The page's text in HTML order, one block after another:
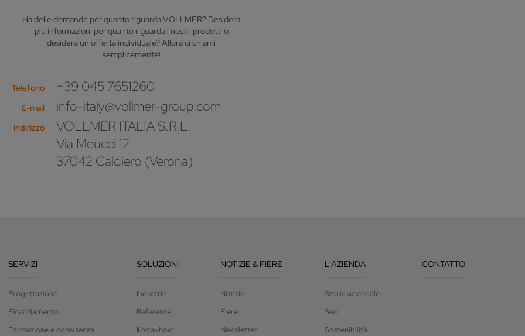
Ha delle domande per quanto riguarda VOLLMER? Desidera
più informazioni per quanto riguarda i nostri prodotti o
desidera un offerta individuale? Allora ci chiami
semplicemente!
Telefono +39 045 7651260
E-mail info-italy@vollmer-group.com
Indirizzo
VOLLMER ITALIA S.R.L.
Via Meucci 12
37042 Caldiero (Verona)
SERVIZI
Progettazione
Finanziamento
Formazione e consulenza
SOLUZIONI
Industrie
Referenze
Know-how
NOTIZIE & FIERE
Notizie
Fiere
Newsletter
L'AZIENDA
Storia aziendale
Sedi
Sostenibilità
CONTATTO